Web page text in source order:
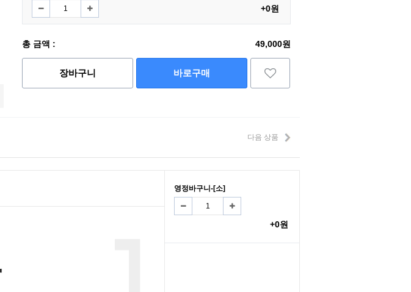
+0원
총 금액 : 49,000원
장바구니 바로구매
다음 상품
영정바구니-[소]
+0원